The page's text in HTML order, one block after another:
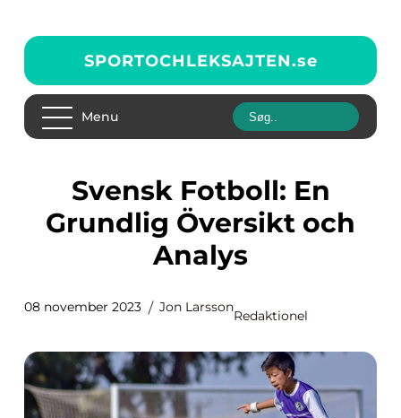
SPORTOCHLEKSAJTEN.se
Menu
Svensk Fotboll: En
Grundlig Översikt och
Analys
08 november 2023 Jon Larsson
Redaktionel